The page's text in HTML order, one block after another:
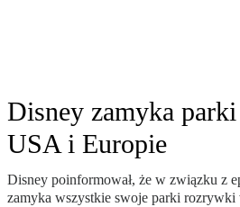
Disney zamyka
USA i Europie
Disney poinformował, że w związku z
zamyka wszystkie swoje parki rozrywki